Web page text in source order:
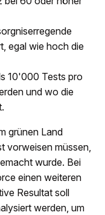
egal wie hoch die
10'000 Tests pro
und wo die
grünen Land
vorweisen müssen,
wurde. Bei
einen weiteren
Resultat soll
werden, um